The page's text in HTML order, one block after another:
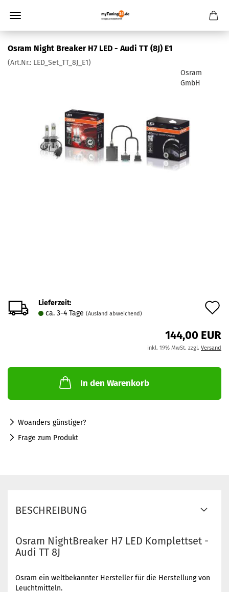
Osram Night Breaker H7 LED - Audi TT (8J) E1
(Art.Nr.: LED_Set_TT_8J_E1)
Osram
GmbH
Lieferzeit:
ca. 3-4 Tage (Ausland abweichend)
144,00 EUR
inkl. 19% MwSt. zzgl. Versand
In den Warenkorb
Woanders günstiger?
Frage zum Produkt
BESCHREIBUNG
Osram NightBreaker H7 LED Komplettset -
Audi TT 8J
Osram ein weltbekannter Hersteller für die Herstellung von
Leuchtmitteln.